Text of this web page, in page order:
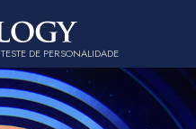
TESTE DE PERSONALIDADE